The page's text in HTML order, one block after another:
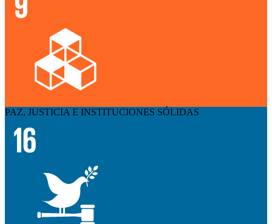
PAZ, JUSTICIA E INSTITUCIONES SÓLIDAS